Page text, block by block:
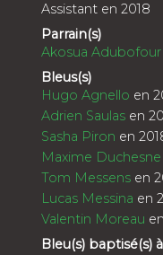
Assistant en 2018
Parrain(s)
Akosua Adubofour
Bleus(s)
Hugo Agnello en
Adrien Saulas en
Sasha Piron en
Maxime Duchesne
Tom Messens en
Lucas Messina en
Valentin Moreau
Bleu(s) baptisé(s)